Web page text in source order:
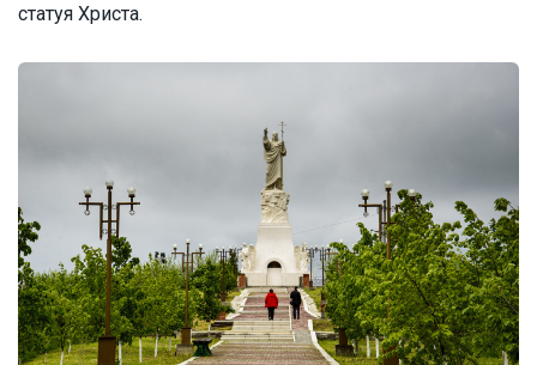
статуя Христа.